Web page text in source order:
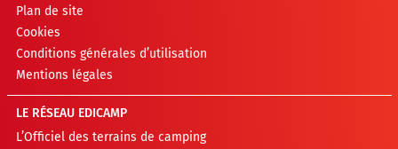
Plan de site
Cookies
Conditions générales d’utilisation
Mentions légales
LE RÉSEAU EDICAMP
L’Officiel des terrains de camping